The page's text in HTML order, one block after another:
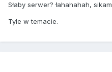
Słaby serwer? łahahahah,
Tyle w temacie.